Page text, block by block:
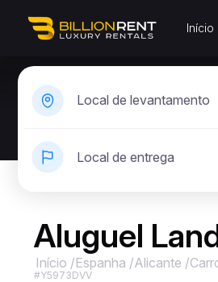
Início
Local de levantamento
Local de entrega
Aluguel
Início /Espanha /Alicante /
#Y5973DVV